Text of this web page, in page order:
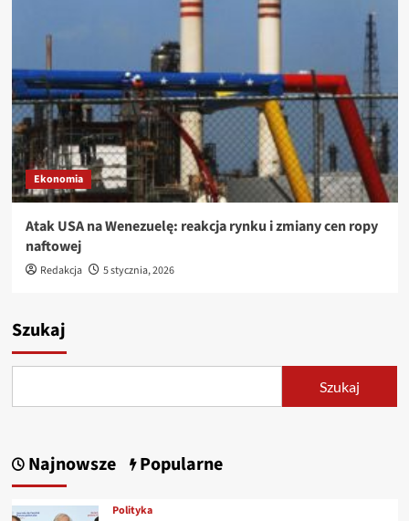
Ekonomia
Atak USA na Wenezuelę: reakcja rynku i zmiany cen ropy
naftowej
Redakcja 5 stycznia, 2026
Szukaj
Szukaj
Najnowsze Popularne
Polityka